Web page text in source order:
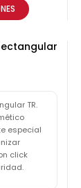
TR.
especial
click